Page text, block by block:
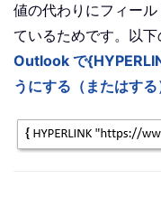
値の代わりにフィー
ているためです。以
Outlook で
うにする（またはす